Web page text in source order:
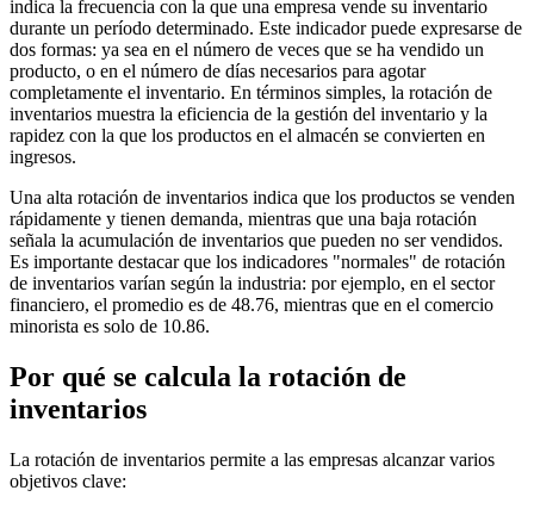
indica la frecuencia con la que una empresa vende su inventario
durante un período determinado. Este indicador puede expresarse de
dos formas: ya sea en el número de veces que se ha vendido un
producto, o en el número de días necesarios para agotar
completamente el inventario. En términos simples, la rotación de
inventarios muestra la eficiencia de la gestión del inventario y la
rapidez con la que los productos en el almacén se convierten en
ingresos.
Una alta rotación de inventarios indica que los productos se venden
rápidamente y tienen demanda, mientras que una baja rotación
señala la acumulación de inventarios que pueden no ser vendidos.
Es importante destacar que los indicadores "normales" de rotación
de inventarios varían según la industria: por ejemplo, en el sector
financiero, el promedio es de 48.76, mientras que en el comercio
minorista es solo de 10.86.
Por qué se calcula la rotación de
inventarios
La rotación de inventarios permite a las empresas alcanzar varios
objetivos clave: